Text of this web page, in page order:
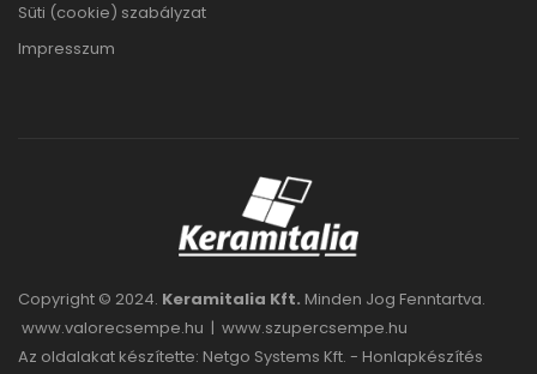
Süti (cookie) szabályzat
Impresszum
Copyright © 2024. Keramitalia Kft. Minden Jog Fenntartva.
www.valorecsempe.hu | www.szupercsempe.hu
Az oldalakat készítette: Netgo Systems Kft. - Honlapkészítés